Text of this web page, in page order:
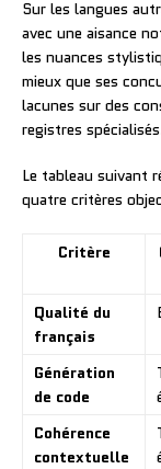
Sur les langues
avec une aisance
les nuances
mieux que ses
lacunes sur des
registres
Le tableau suivant
quatre critères
Critère
Qualité du
français
Génération
de code
Cohérence
contextuelle